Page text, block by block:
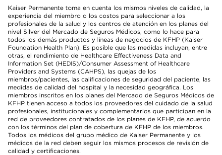
Kaiser Permanente toma en cuenta los mismos niveles de calidad, la
experiencia del miembro o los costos para seleccionar a los
profesionales de la salud y los centros de atención en los planes del
nivel Silver del Mercado de Seguros Médicos, como lo hace para
todos los demás productos y líneas de negocios de KFHP (Kaiser
Foundation Health Plan). Es posible que las medidas incluyan, entre
otras, el rendimiento de Healthcare Effectiveness Data and
Information Set (HEDIS)/Consumer Assessment of Healthcare
Providers and Systems (CAHPS), las quejas de los
miembros/pacientes, las calificaciones de seguridad del paciente, las
medidas de calidad del hospital y la necesidad geográfica. Los
miembros inscritos en los planes del Mercado de Seguros Médicos de
KFHP tienen acceso a todos los proveedores del cuidado de la salud
profesionales, institucionales y complementarios que participan en la
red de proveedores contratados de los planes de KFHP, de acuerdo
con los términos del plan de cobertura de KFHP de los miembros.
Todos los médicos del grupo médico de Kaiser Permanente y los
médicos de la red deben seguir los mismos procesos de revisión de
calidad y certificaciones.